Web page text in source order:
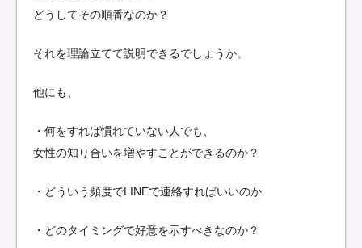
どうしてその順番なのか？
それを理論立てて説明できるでしょうか。
他にも、
・何をすれば慣れていない人でも、
女性の知り合いを増やすことができるのか？
・どういう頻度でLINEで連絡すればいいのか
・どのタイミングで好意を示すべきなのか？